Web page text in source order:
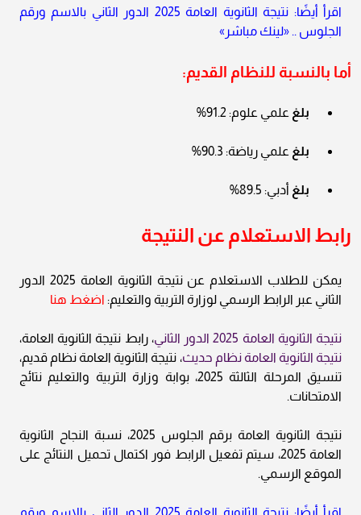
اقرأ أيضًا: نتيجة الثانوية العامة 2025 الدور الثاني بالاسم ورقم
الجلوس .. «لينك مباشر»
أما بالنسبة للنظام القديم:
بلغ علمي علوم: 91.2%
بلغ علمي رياضة: 90.3%
بلغ أدبي: 89.5%
رابط الاستعلام عن النتيجة
يمكن للطلاب الاستعلام عن نتيجة الثانوية العامة 2025 الدور
الثاني عبر الرابط الرسمي لوزارة التربية والتعليم: اضغط هنا
نتيجة الثانوية العامة 2025 الدور الثاني
، رابط نتيجة الثانوية العامة،
نتيجة الثانوية العامة نظام حديث، نتيجة الثانوية العامة نظام قديم،
تنسيق المرحلة الثالثة 2025، بوابة وزارة التربية والتعليم نتائج
الامتحانات.
نتيجة الثانوية العامة برقم الجلوس 2025، نسبة النجاح الثانوية
العامة 2025، سيتم تفعيل الرابط فور اكتمال تحميل النتائج على
الموقع الرسمي.